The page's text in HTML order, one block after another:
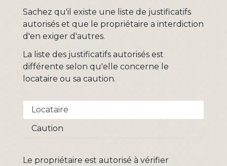
Sachez qu'il existe une liste de justificatifs
autorisés et que le propriétaire a interdiction
d'en exiger d'autres.
La liste des justificatifs autorisés est
différente selon qu'elle concerne le
locataire ou sa caution.
Locataire
Caution
Le propriétaire est autorisé à vérifier